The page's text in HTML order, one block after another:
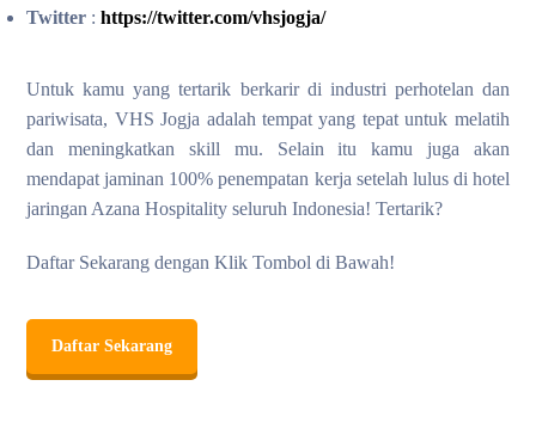
Twitter :https://twitter.com/vhsjogja/
Untuk kamu yang tertarik berkarir di industri perhotelan dan
pariwisata, VHS Jogja adalah tempat yang tepat untuk melatih
dan meningkatkan skill mu. Selain itu kamu juga akan
mendapat jaminan 100% penempatan kerja setelah lulus di hotel
jaringan Azana Hospitality seluruh Indonesia! Tertarik?
Daftar Sekarang dengan Klik Tombol di Bawah!
Daftar Sekarang